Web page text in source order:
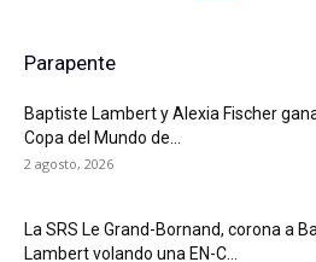
Parapente
Baptiste Lambert y Alexia Fischer
Copa del Mundo de...
2 agosto, 2026
La SRS Le Grand-Bornand, corona a
Lambert volando una EN-C...